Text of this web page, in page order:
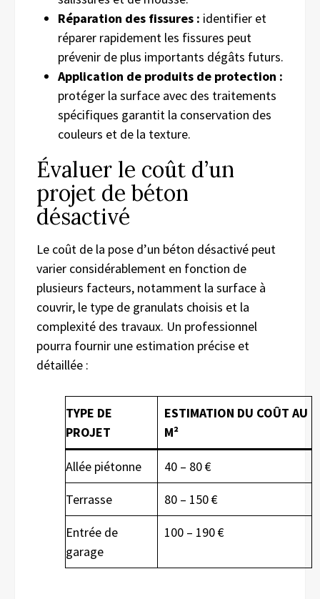
Réparation des fissures : identifier et
réparer rapidement les fissures peut
prévenir de plus importants dégâts futurs.
Application de produits de protection :
protéger la surface avec des traitements
spécifiques garantit la conservation des
couleurs et de la texture.
Évaluer le coût d’un
projet de béton
désactivé
Le coût de la pose d’un béton désactivé peut
varier considérablement en fonction de
plusieurs facteurs, notamment la surface à
couvrir, le type de granulats choisis et la
complexité des travaux. Un professionnel
pourra fournir une estimation précise et
détaillée :
TYPE DE
PROJET
ESTIMATION DU COÛT AU
M²
Allée piétonne
40 – 80 €
Terrasse
80 – 150 €
Entrée de
garage
100 – 190 €